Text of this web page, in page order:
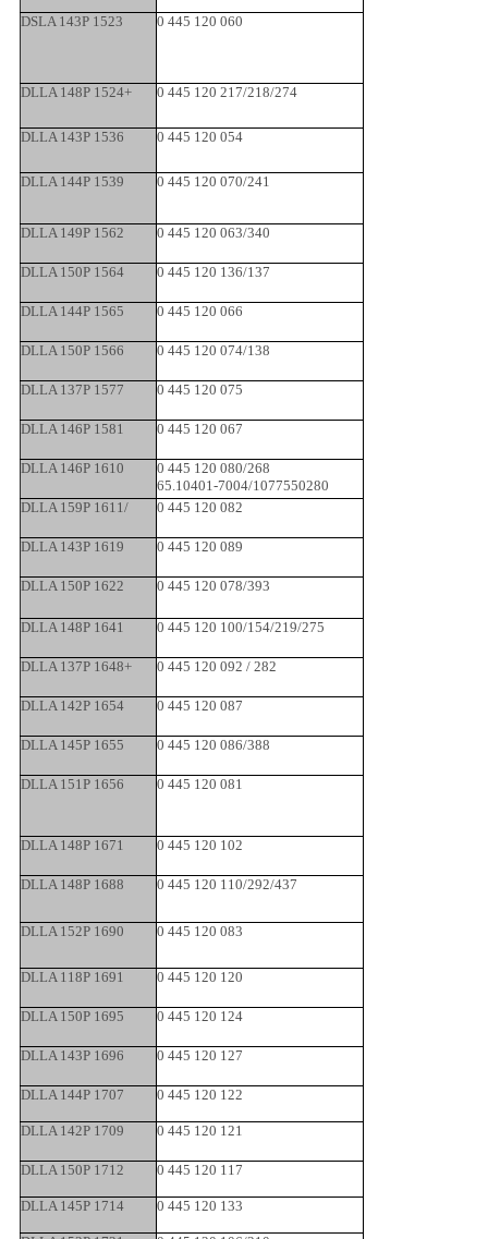
DSLA 143P 1523
0 445 120 060
DLLA 148P 1524+ 0 445 120 217/218/274
DLLA 143P 1536 0 445 120 054
DLLA 144P 1539 0 445 120 070/241
DLLA 149P 1562 0 445 120 063/340
DLLA 150P 1564 0 445 120 136/137
DLLA 144P 1565 0 445 120 066
DLLA 150P 1566 0 445 120 074/138
DLLA 137P 1577 0 445 120 075
DLLA 146P 1581 0 445 120 067
DLLA 146P 1610
0 445 120 080/268
65.10401-7004/1077550280
DLLA 159P 1611/
0 445 120 082
DLLA 143P 1619 0 445 120 089
DLLA 150P 1622 0 445 120 078/393
DLLA 148P 1641 0 445 120 100/154/219/275
DLLA 137P 1648+ 0 445 120 092 / 282
DLLA 142P 1654 0 445 120 087
DLLA 145P 1655 0 445 120 086/388
DLLA 151P 1656 0 445 120 081
DLLA 148P 1671 0 445 120 102
DLLA 148P 1688 0 445 120 110/292/437
DLLA 152P 1690 0 445 120 083
DLLA 118P 1691 0 445 120 120
DLLA 150P 1695 0 445 120 124
DLLA 143P 1696 0 445 120 127
DLLA 144P 1707 0 445 120 122
DLLA 142P 1709 0 445 120 121
DLLA 150P 1712 0 445 120 117
DLLA 145P 1714 0 445 120 133